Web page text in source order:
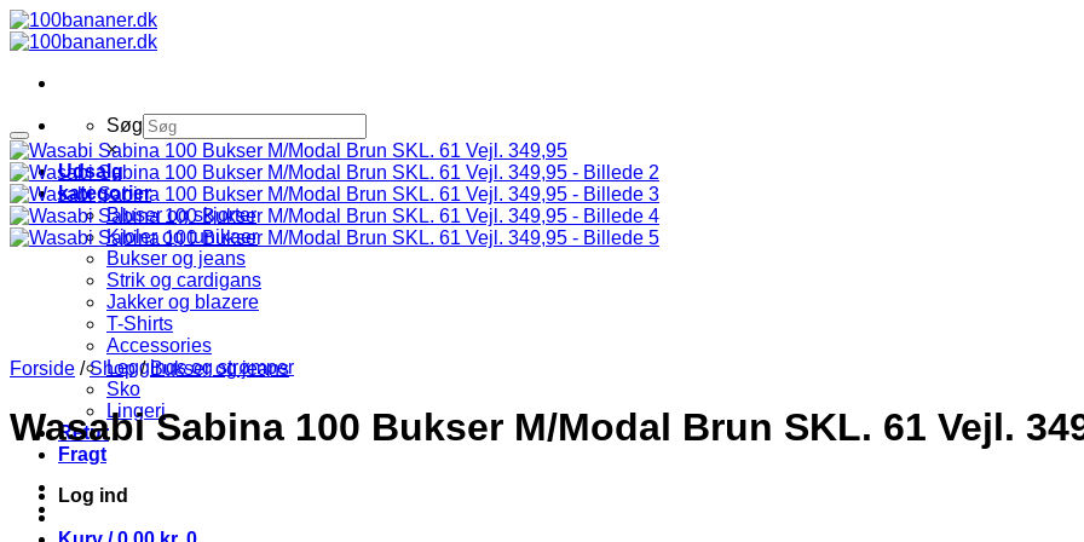
Fortsæt
til
Søg
×
Udsalg
kategorier
Bluser og skjorter
Kjoler og tunikaer
Bukser og jeans
Strik og cardigans
Jakker og blazere
T-Shirts
Accessories
Leggings og strømper
Sko
Lingeri
Retur
Fragt
Log ind
Forside / Shop / Bukser og jeans
Wasabi Sabina 100 Bukser M/Modal Brun SKL. 61 Vejl.